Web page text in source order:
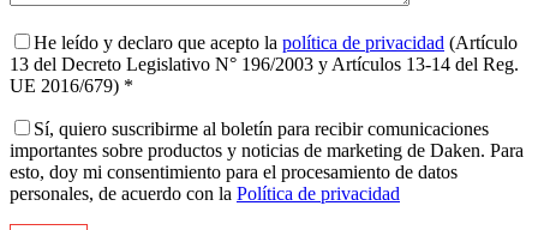
He leído y declaro que acepto la política de privacidad (Artículo
13 del Decreto Legislativo N° 196/2003 y Artículos 13-14 del Reg.
UE 2016/679) *
Sí, quiero suscribirme al boletín para recibir comunicaciones
importantes sobre productos y noticias de marketing de Daken. Para
esto, doy mi consentimiento para el procesamiento de datos
personales, de acuerdo con la Política de privacidad